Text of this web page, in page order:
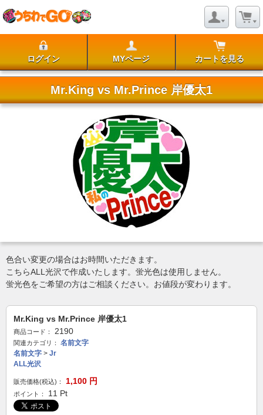
ログイン MYページ カートを見る
Mr.King vs Mr.Prince 岸優太1
色合い変更の場合はお時間いただきます。
こちらALL光沢で作成いたします。蛍光色は使用しません。
蛍光色をご希望の方はご相談ください。お値段が変わります。
Mr.King vs Mr.Prince 岸優太1
商品コード： 2190
関連カテゴリ：
名前文字
名前文字 > Jr
ALL光沢
販売価格(税込)： 1,100 円
ポイント： 11 Pt